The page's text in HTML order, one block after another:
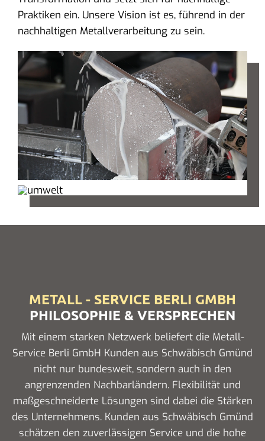
Praktiken ein. Unsere Vision ist es, führend in der
nachhaltigen Metallverarbeitung zu sein.
METALL - SERVICE BERLI GMBH
PHILOSOPHIE & VERSPRECHEN
Mit einem starken Netzwerk beliefert die Metall-
Service Berli GmbH Kunden aus Schwäbisch Gmünd
nicht nur bundesweit, sondern auch in den
angrenzenden Nachbarländern. Flexibilität und
maßgeschneiderte Lösungen sind dabei die Stärken
des Unternehmens. Kunden aus Schwäbisch Gmünd
schätzen den zuverlässigen Service und die hohe